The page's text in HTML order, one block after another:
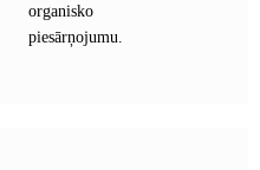
organisko
piesārņojumu.